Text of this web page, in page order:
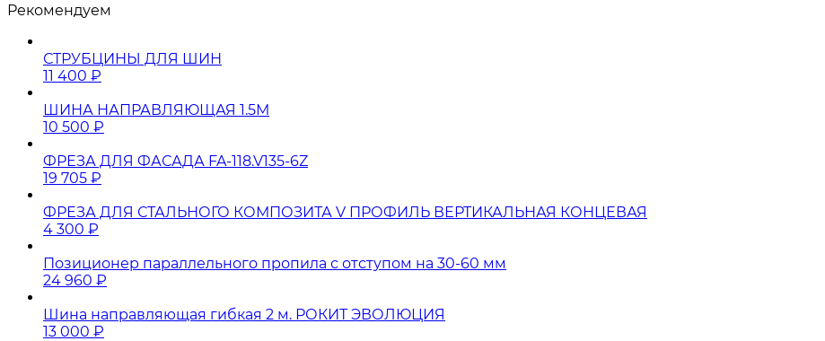
Рекомендуем
СТРУБЦИНЫ ДЛЯ ШИН
11 400 ₽
ШИНА НАПРАВЛЯЮЩАЯ 1.5М
10 500 ₽
ФРЕЗА ДЛЯ ФАСАДА FA-118.V135-6Z
19 705 ₽
ФРЕЗА ДЛЯ СТАЛЬНОГО КОМПОЗИТА V ПРОФИЛЬ ВЕРТИКАЛЬНАЯ КОНЦЕВАЯ
4 300 ₽
Позиционер параллельного пропила с отступом на 30-60 мм
24 960 ₽
Шина направляющая гибкая 2 м. РОКИТ ЭВОЛЮЦИЯ
13 000 ₽